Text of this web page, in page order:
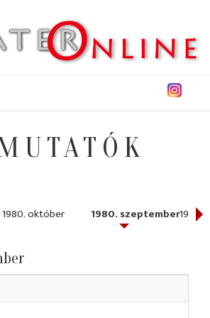
1980. október 1980. szeptember1980.